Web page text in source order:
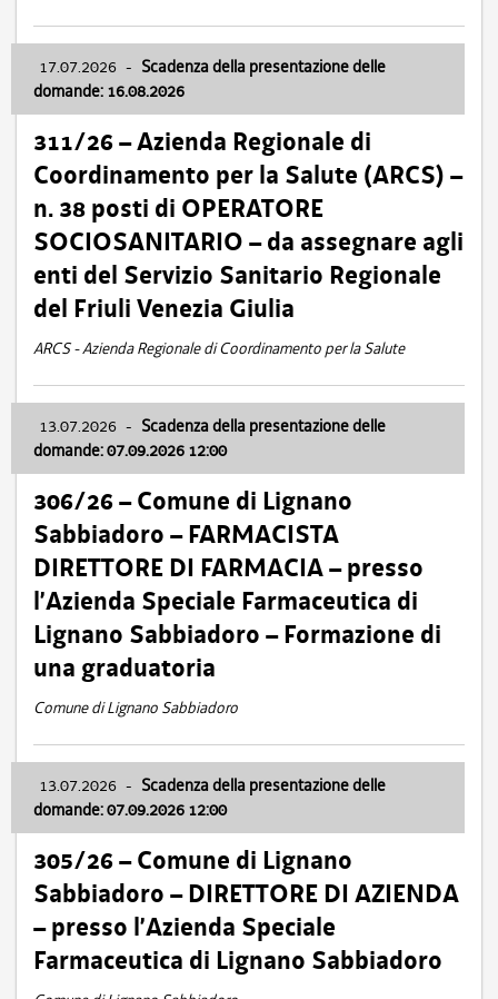
17.07.2026 - Scadenza della presentazione delle
domande: 16.08.2026
311/26 – Azienda Regionale di
Coordinamento per la Salute (ARCS) –
n. 38 posti di OPERATORE
SOCIOSANITARIO – da assegnare agli
enti del Servizio Sanitario Regionale
del Friuli Venezia Giulia
ARCS - Azienda Regionale di Coordinamento per la Salute
13.07.2026 - Scadenza della presentazione delle
domande: 07.09.2026 12:00
306/26 – Comune di Lignano
Sabbiadoro – FARMACISTA
DIRETTORE DI FARMACIA – presso
l’Azienda Speciale Farmaceutica di
Lignano Sabbiadoro – Formazione di
una graduatoria
Comune di Lignano Sabbiadoro
13.07.2026 - Scadenza della presentazione delle
domande: 07.09.2026 12:00
305/26 – Comune di Lignano
Sabbiadoro – DIRETTORE DI AZIENDA
– presso l’Azienda Speciale
Farmaceutica di Lignano Sabbiadoro